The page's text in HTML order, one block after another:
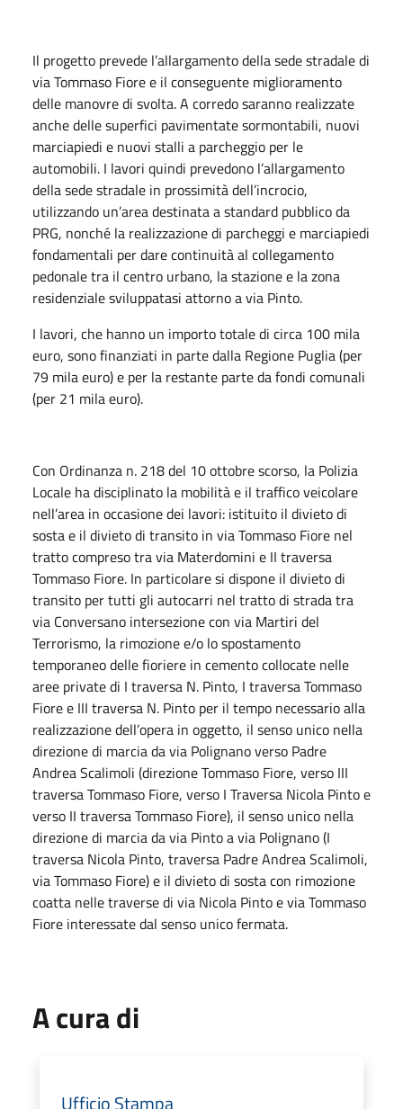
Il progetto prevede l’allargamento della sede stradale di
via Tommaso Fiore e il conseguente miglioramento
delle manovre di svolta. A corredo saranno realizzate
anche delle superfici pavimentate sormontabili, nuovi
marciapiedi e nuovi stalli a parcheggio per le
automobili. I lavori quindi prevedono l’allargamento
della sede stradale in prossimità dell’incrocio,
utilizzando un’area destinata a standard pubblico da
PRG, nonché la realizzazione di parcheggi e marciapiedi
fondamentali per dare continuità al collegamento
pedonale tra il centro urbano, la stazione e la zona
residenziale sviluppatasi attorno a via Pinto.
I lavori, che hanno un importo totale di circa 100 mila
euro, sono finanziati in parte dalla Regione Puglia (per
79 mila euro) e per la restante parte da fondi comunali
(per 21 mila euro).
Con Ordinanza n. 218 del 10 ottobre scorso, la Polizia
Locale ha disciplinato la mobilità e il traffico veicolare
nell’area in occasione dei lavori: istituito il divieto di
sosta e il divieto di transito in via Tommaso Fiore nel
tratto compreso tra via Materdomini e II traversa
Tommaso Fiore. In particolare si dispone il divieto di
transito per tutti gli autocarri nel tratto di strada tra
via Conversano intersezione con via Martiri del
Terrorismo, la rimozione e/o lo spostamento
temporaneo delle fioriere in cemento collocate nelle
aree private di I traversa N. Pinto, I traversa Tommaso
Fiore e III traversa N. Pinto per il tempo necessario alla
realizzazione dell’opera in oggetto, il senso unico nella
direzione di marcia da via Polignano verso Padre
Andrea Scalimoli (direzione Tommaso Fiore, verso III
traversa Tommaso Fiore, verso I Traversa Nicola Pinto e
verso II traversa Tommaso Fiore), il senso unico nella
direzione di marcia da via Pinto a via Polignano (I
traversa Nicola Pinto, traversa Padre Andrea Scalimoli,
via Tommaso Fiore) e il divieto di sosta con rimozione
coatta nelle traverse di via Nicola Pinto e via Tommaso
Fiore interessate dal senso unico fermata.
A cura di
Ufficio Stampa